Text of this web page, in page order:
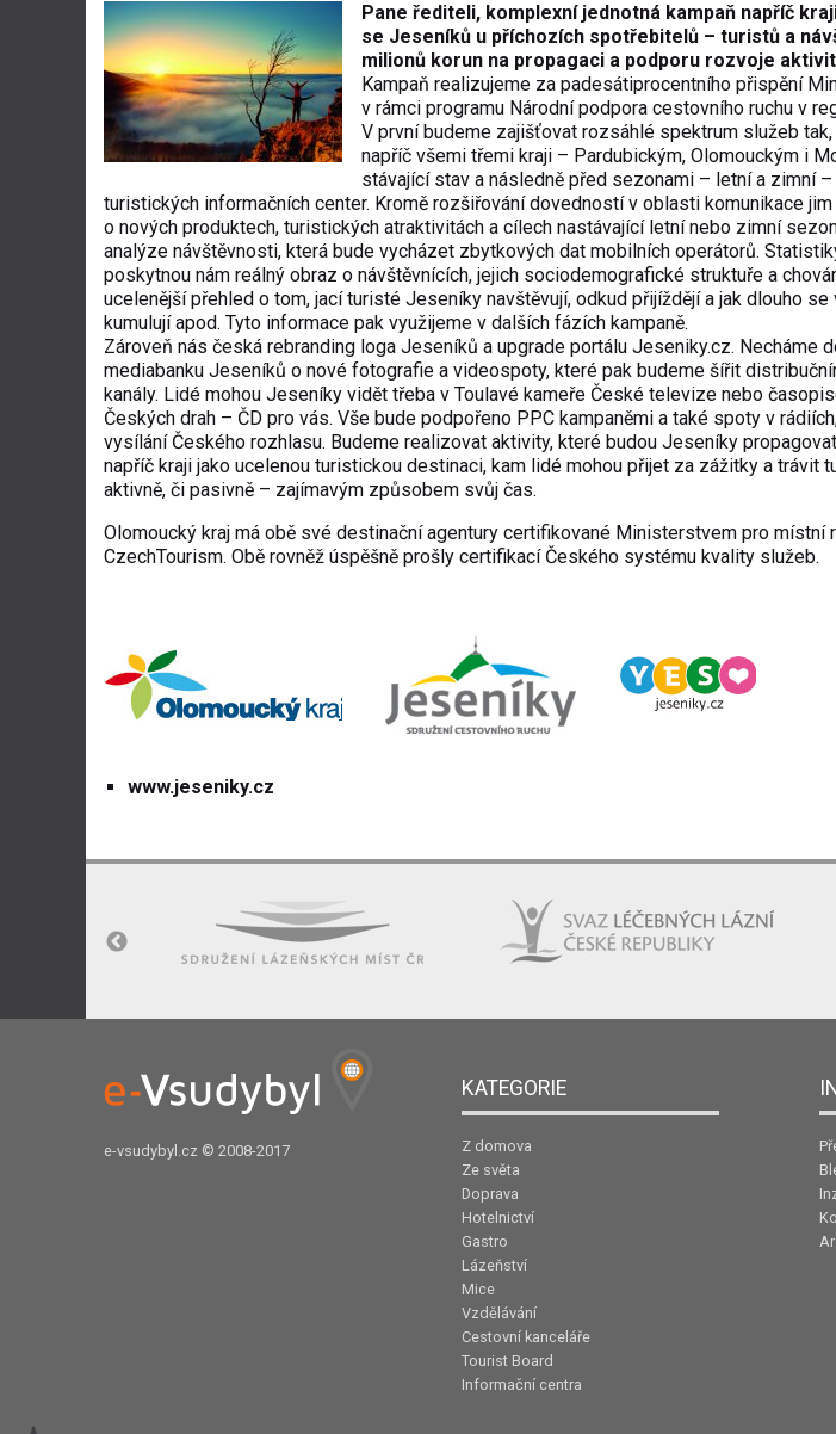
Pane řediteli, komplexní jednotná kampaň napříč
se Jeseníků u příchozích spotřebitelů – turistů a
milionů korun na propagaci a podporu rozvoje
Kampaň realizujeme za padesátiprocentního přispění
v rámci programu Národní podpora cestovního ruchu v
V první budeme zajišťovat rozsáhlé spektrum služeb
napříč všemi třemi kraji – Pardubickým, Olomouckým i
stávající stav a následně před sezonami – letní a zimní
turistických informačních center. Kromě rozšiřování dovedností v oblasti komunikace
o nových produktech, turistických atraktivitách a cílech nastávající letní nebo zimní
analýze návštěvnosti, která bude vycházet zbytkových dat mobilních operátorů.
poskytnou nám reálný obraz o návštěvnících, jejich sociodemografické struktuře a
ucelenější přehled o tom, jací turisté Jeseníky navštěvují, odkud přijíždějí a jak dlouho
kumulují apod. Tyto informace pak využijeme v dalších fázích kampaně.
Zároveň nás česká rebranding loga Jeseníků a upgrade portálu Jeseniky.cz. Necháme
mediabanku Jeseníků o nové fotografie a videospoty, které pak budeme šířit
kanály. Lidé mohou Jeseníky vidět třeba v Toulavé kameře České televize nebo
Českých drah – ČD pro vás. Vše bude podpořeno PPC kampaněmi a také spoty v
vysílání Českého rozhlasu. Budeme realizovat aktivity, které budou Jeseníky propagovat
napříč kraji jako ucelenou turistickou destinaci, kam lidé mohou přijet za zážitky a trávit
aktivně, či pasivně – zajímavým způsobem svůj čas.
Olomoucký kraj má obě své destinační agentury certifikované Ministerstvem pro místní
CzechTourism. Obě rovněž úspěšně prošly certifikací Českého systému kvality služeb.
www.jeseniky.cz
e-vsudybyl.cz © 2008-2017
KATEGORIE
Z domova
Ze světa
Doprava
Hotelnictví
Gastro
Lázeňství
Mice
Vzdělávání
Cestovní kanceláře
Tourist Board
Informační centra